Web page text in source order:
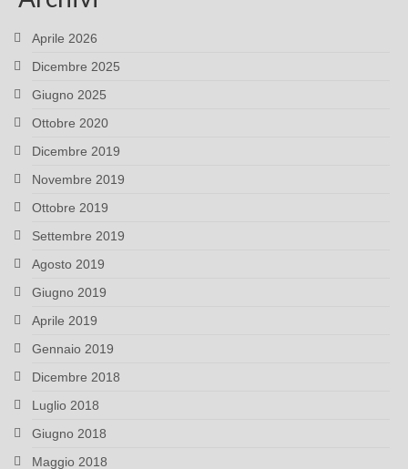
Aprile 2026
Dicembre 2025
Giugno 2025
Ottobre 2020
Dicembre 2019
Novembre 2019
Ottobre 2019
Settembre 2019
Agosto 2019
Giugno 2019
Aprile 2019
Gennaio 2019
Dicembre 2018
Luglio 2018
Giugno 2018
Maggio 2018